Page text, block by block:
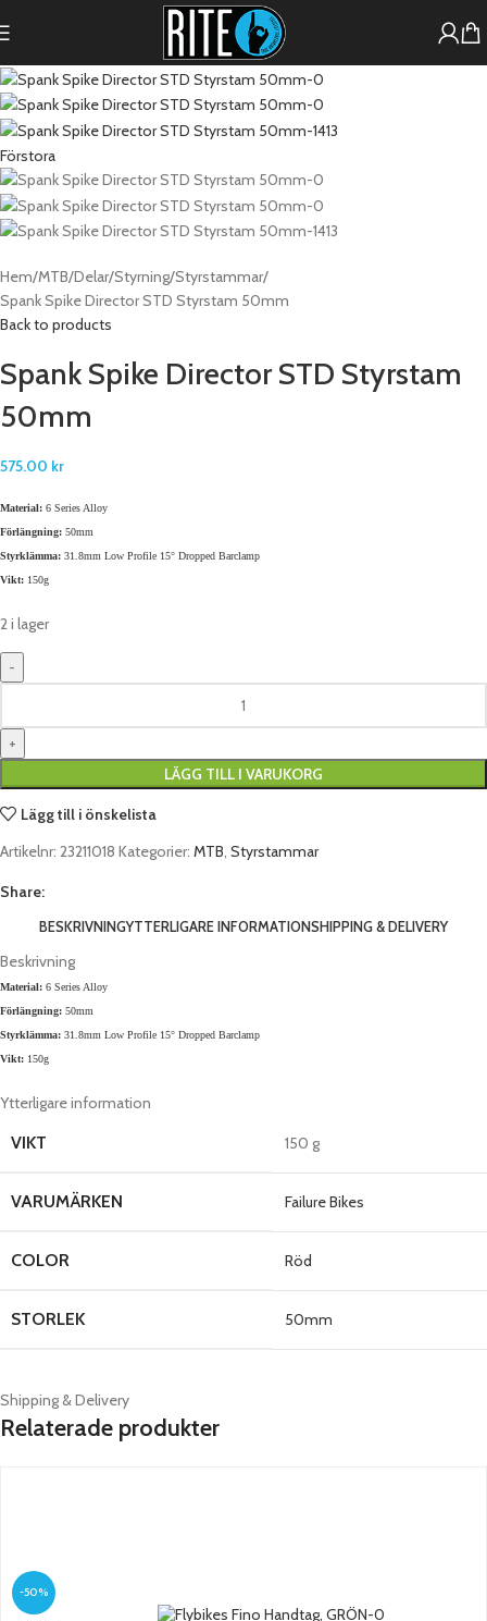
Förstora
Hem MTB Delar Styrning Styrstammar
Spank Spike Director STD Styrstam 50mm
Back to products
Spank Spike Director STD Styrstam
50mm
575.00 kr
Material: 6 Series Alloy
Förlängning: 50mm
Styrklämma: 31.8mm Low Profile 15° Dropped Barclamp
Vikt: 150g
2 i lager
LÄGG TILL I VARUKORG
Lägg till i önskelista
Artikelnr: 23211018 Kategorier: MTB, Styrstammar
Share:
BESKRIVNINGYTTERLIGARE INFORMATIONSHIPPING & DELIVERY
Beskrivning
Material: 6 Series Alloy
Förlängning: 50mm
Styrklämma: 31.8mm Low Profile 15° Dropped Barclamp
Vikt: 150g
Ytterligare information
VIKT 150 g
VARUMÄRKEN Failure Bikes
COLOR Röd
STORLEK 50mm
Shipping & Delivery
Relaterade produkter
-50%